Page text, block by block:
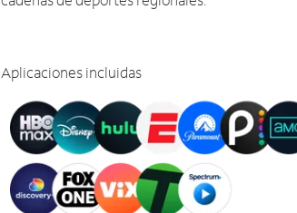
Aplicaciones incluidas